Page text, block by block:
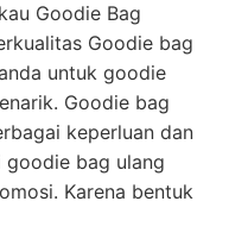
Goodie Bag
Goodie bag
untuk goodie
Goodie bag
keperluan dan
goodie bag ulang
Karena bentuk